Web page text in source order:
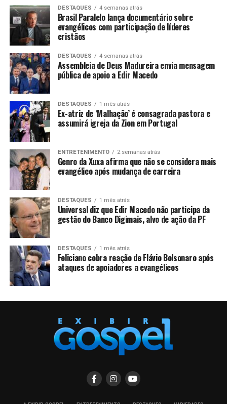
DESTAQUES 4 semanas atrás
Brasil Paralelo lança documentário sobre
evangélicos com participação de líderes
cristãos
DESTAQUES 4 semanas atrás
Assembleia de Deus Madureira envia mensagem
pública de apoio a Edir Macedo
DESTAQUES 1 mês atrás
Ex-atriz de ‘Malhação’ é consagrada pastora e
assumirá igreja da Zion em Portugal
ENTRETENIMENTO 2 semanas atrás
Genro da Xuxa afirma que não se considera mais
evangélico após mudança de carreira
DESTAQUES 1 mês atrás
Universal diz que Edir Macedo não participa da
gestão do Banco Digimais, alvo de ação da PF
DESTAQUES 1 mês atrás
Feliciano cobra reação de Flávio Bolsonaro após
ataques de apoiadores a evangélicos